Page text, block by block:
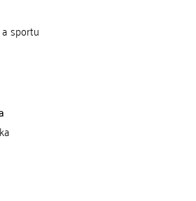
sportu